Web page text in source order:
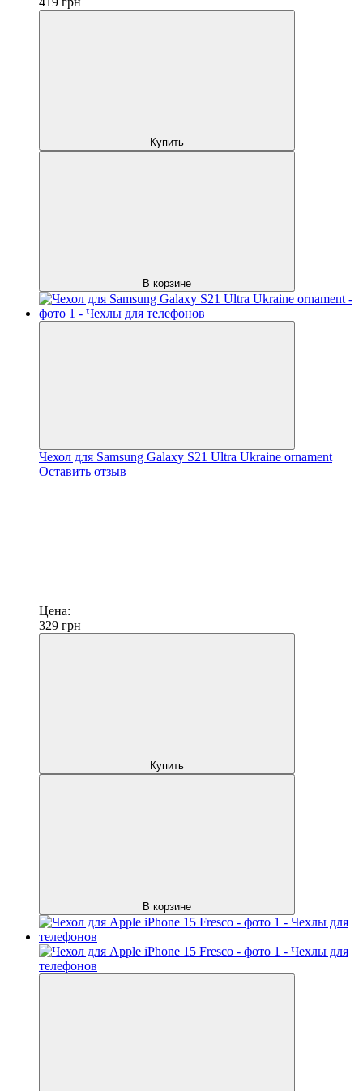
Купить
В корзине
Чехол для Samsung Galaxy S21 Ultra Ukraine ornament
Оставить отзыв
Цена:
329 грн
Купить
В корзине